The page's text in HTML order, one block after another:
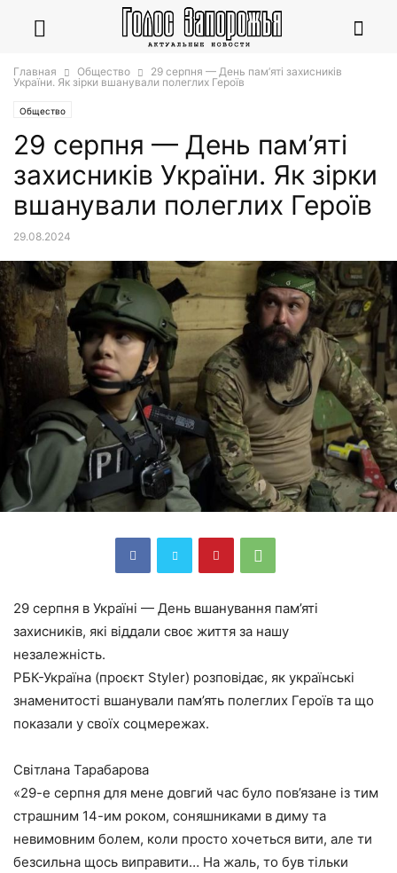
Главная Общество
29 серпня — День пам’яті захисників
України. Як зірки вшанували полеглих Героїв
Общество
29 серпня — День пам’яті
захисників України. Як зірки
вшанували полеглих Героїв
29.08.2024
29 серпня в Україні — День вшанування пам’яті
захисників, які віддали своє життя за нашу
незалежність.
РБК-Україна (проєкт Styler) розповідає, як українські
знаменитості вшанували пам’ять полеглих Героїв та що
показали у своїх соцмережах.
Світлана Тарабарова
«29-е серпня для мене довгий час було пов’язане із тим
страшним 14-им роком, соняшниками в диму та
невимовним болем, коли просто хочеться вити, але ти
безсильна щось виправити… На жаль, то був тільки